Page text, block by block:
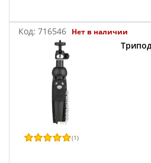
Код: 716546 Нет в наличии
(1)